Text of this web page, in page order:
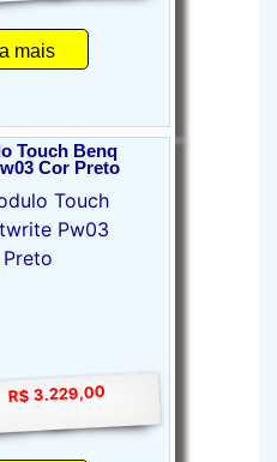
mais
Touch Benq
Cor Preto
R$ 3.229,00